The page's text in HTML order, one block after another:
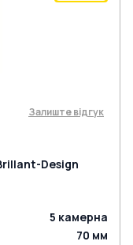
Залиште відгук
Design
5 камерна
70 мм